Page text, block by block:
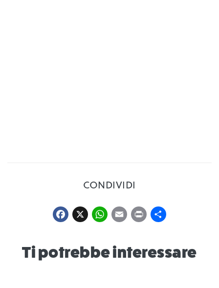
CONDIVIDI
Facebook
X WhatsApp
Email
Print
Ti potrebbe interessare